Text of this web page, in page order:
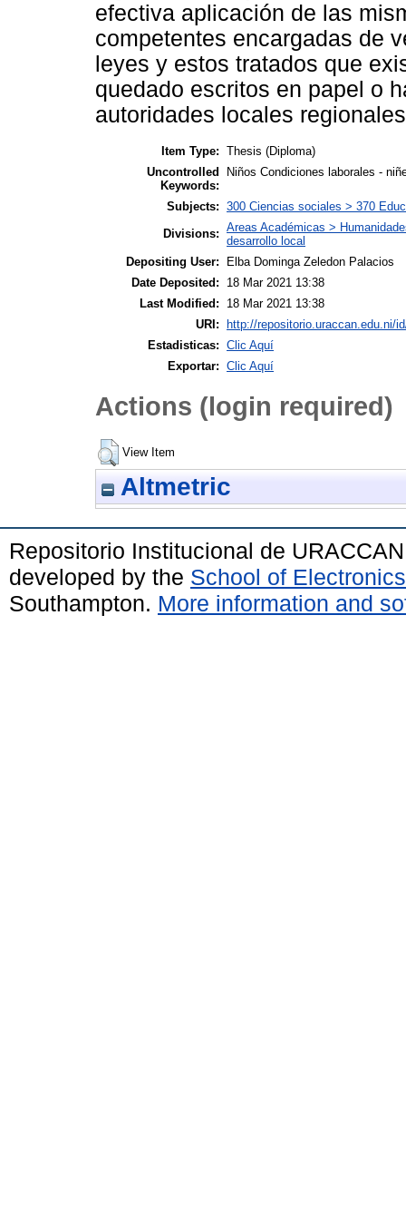
efectiva aplicación de las
competentes encargadas de
leyes y estos tratados que
quedado escritos en papel o
autoridades locales
Item Type: Thesis (Diploma)
Uncontrolled
Keywords:
Niños Condiciones laborales -
Subjects: 300 Ciencias sociales > 370
Divisions: Areas Académicas >
desarrollo local
Depositing User:
Elba Dominga Zeledon Palacios
Date Deposited:
18 Mar 2021 13:38
Last Modified:
18 Mar 2021 13:38
URI:
http://repositorio.uraccan.edu.ni/
Estadisticas: Clic Aquí
Exportar: Clic Aquí
Actions (login required)
View Item
Altmetric
Repositorio Institucional de
developed by the School of
Southampton. More information and